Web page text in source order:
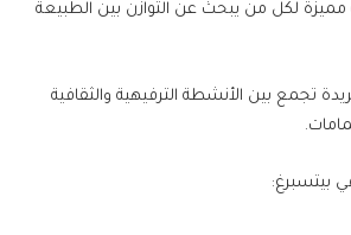
لكل من يبحث عن التوازن بين الطبيعة
تجمع بين الأنشطة الترفيهية والثقافية
بيتسبرغ: